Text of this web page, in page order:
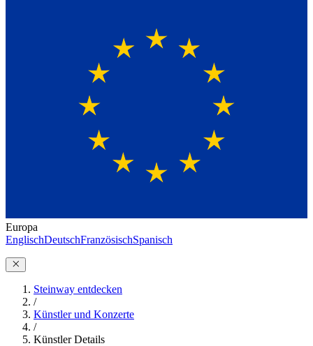
Europa
EnglischDeutschFranzösischSpanisch
Steinway entdecken
/
Künstler und Konzerte
/
Künstler Details